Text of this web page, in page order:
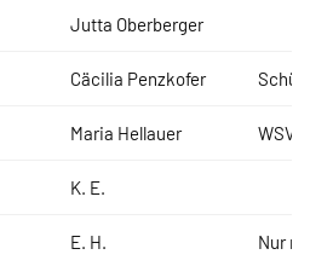
Jutta Oberberger
Cäcilia Penzkofer
Maria Hellauer WSV
K. E.
E. H. Nur